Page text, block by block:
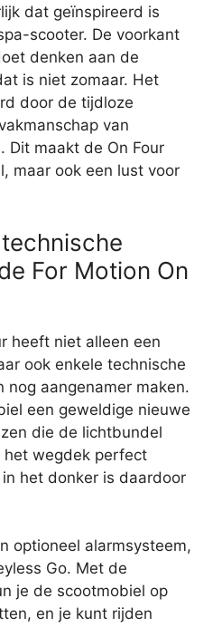
dat geïnspireerd is
scooter. De voorkant
denken aan de
is niet zomaar. Het
door de tijdloze
van
Dit maakt de On Four
maar ook een lust voor
For Motion On
heeft niet alleen een
ook enkele technische
aangenamer maken.
een geweldige nieuwe
die de lichtbundel
wegdek perfect
het donker is daardoor
optioneel alarmsysteem,
Go. Met de
je de scootmobiel op
en je kunt rijden